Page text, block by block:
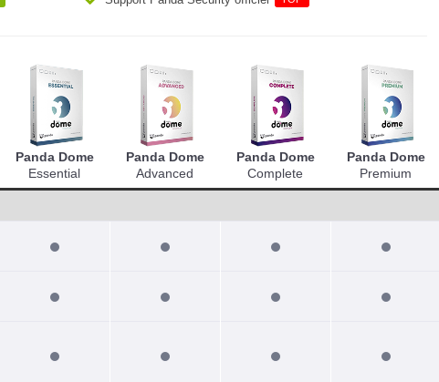
Panda Dome
Essential
Panda Dome
Advanced
Panda Dome
Complete
Panda Dome
Premium